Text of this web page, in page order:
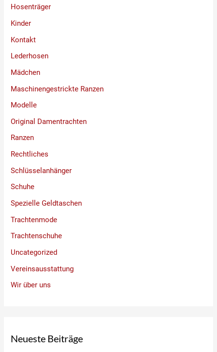
Hosenträger
Kinder
Kontakt
Lederhosen
Mädchen
Maschinengestrickte Ranzen
Modelle
Original Damentrachten
Ranzen
Rechtliches
Schlüsselanhänger
Schuhe
Spezielle Geldtaschen
Trachtenmode
Trachtenschuhe
Uncategorized
Vereinsausstattung
Wir über uns
Neueste Beiträge